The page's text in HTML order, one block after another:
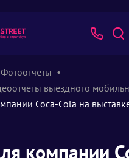
Фотоотчеты
выездного
Coca-Cola на
компании